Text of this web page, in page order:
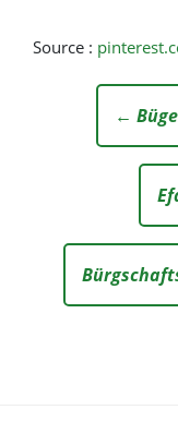
Source :
←